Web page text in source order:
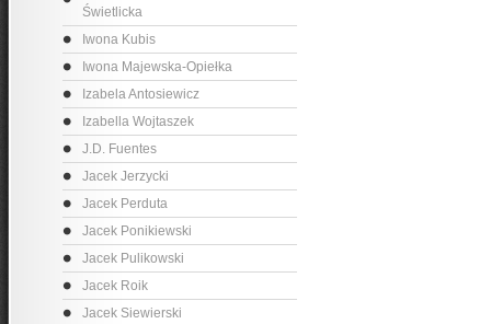
Świetlicka
Iwona Kubis
Iwona Majewska-Opiełka
Izabela Antosiewicz
Izabella Wojtaszek
J.D. Fuentes
Jacek Jerzycki
Jacek Perduta
Jacek Ponikiewski
Jacek Pulikowski
Jacek Roik
Jacek Siewierski